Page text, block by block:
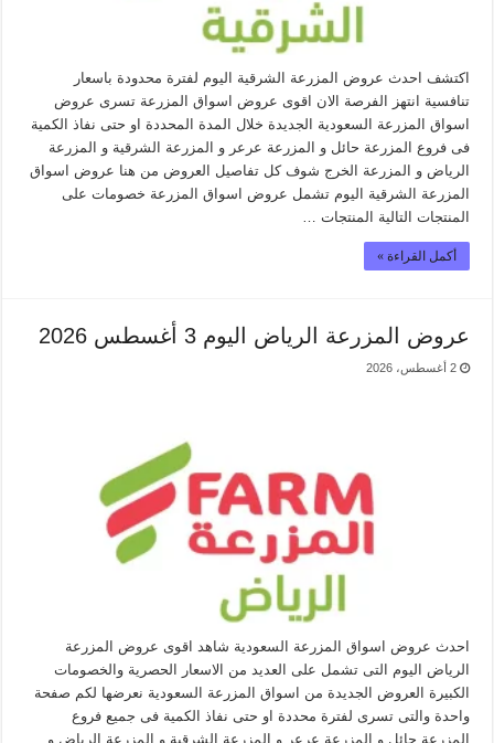
اكتشف احدث عروض المزرعة الشرقية اليوم لفترة محدودة باسعار
تنافسية انتهز الفرصة الان اقوى عروض اسواق المزرعة تسرى عروض
اسواق المزرعة السعودية الجديدة خلال المدة المحددة او حتى نفاذ الكمية
فى فروع المزرعة حائل و المزرعة عرعر و المزرعة الشرقية و المزرعة
الرياض و المزرعة الخرج شوف كل تفاصيل العروض من هنا عروض اسواق
المزرعة الشرقية اليوم تشمل عروض اسواق المزرعة خصومات على
المنتجات التالية المنتجات …
أكمل القراءة »
عروض المزرعة الرياض اليوم 3 أغسطس 2026
2 أغسطس، 2026
احدث عروض اسواق المزرعة السعودية شاهد اقوى عروض المزرعة
الرياض اليوم التى تشمل على العديد من الاسعار الحصرية والخصومات
الكبيرة العروض الجديدة من اسواق المزرعة السعودية نعرضها لكم صفحة
واحدة والتى تسرى لفترة محددة او حتى نفاذ الكمية فى جميع فروع
المزرعة حائل و المزرعة عرعر و المزرعة الشرقية و المزرعة الرياض و